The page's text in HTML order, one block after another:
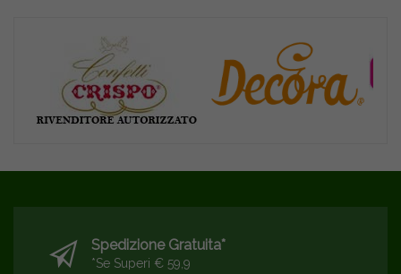
Spedizione Gratuita*
*se Superi € 59,9